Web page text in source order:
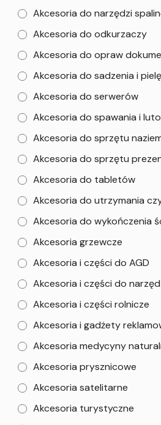
Akcesoria do narzędzi
Akcesoria do odkurzaczy
Akcesoria do opraw
Akcesoria do sadzenia i
Akcesoria do serwerów
Akcesoria do spawania i
Akcesoria do sprzętu
Akcesoria do sprzętu
Akcesoria do tabletów
Akcesoria do utrzymania
Akcesoria do wykończenia
Akcesoria grzewcze
Akcesoria i części do AGD
Akcesoria i części do
Akcesoria i części rolnicze
Akcesoria i gadżety
Akcesoria medycyny
Akcesoria prysznicowe
Akcesoria satelitarne
Akcesoria turystyczne